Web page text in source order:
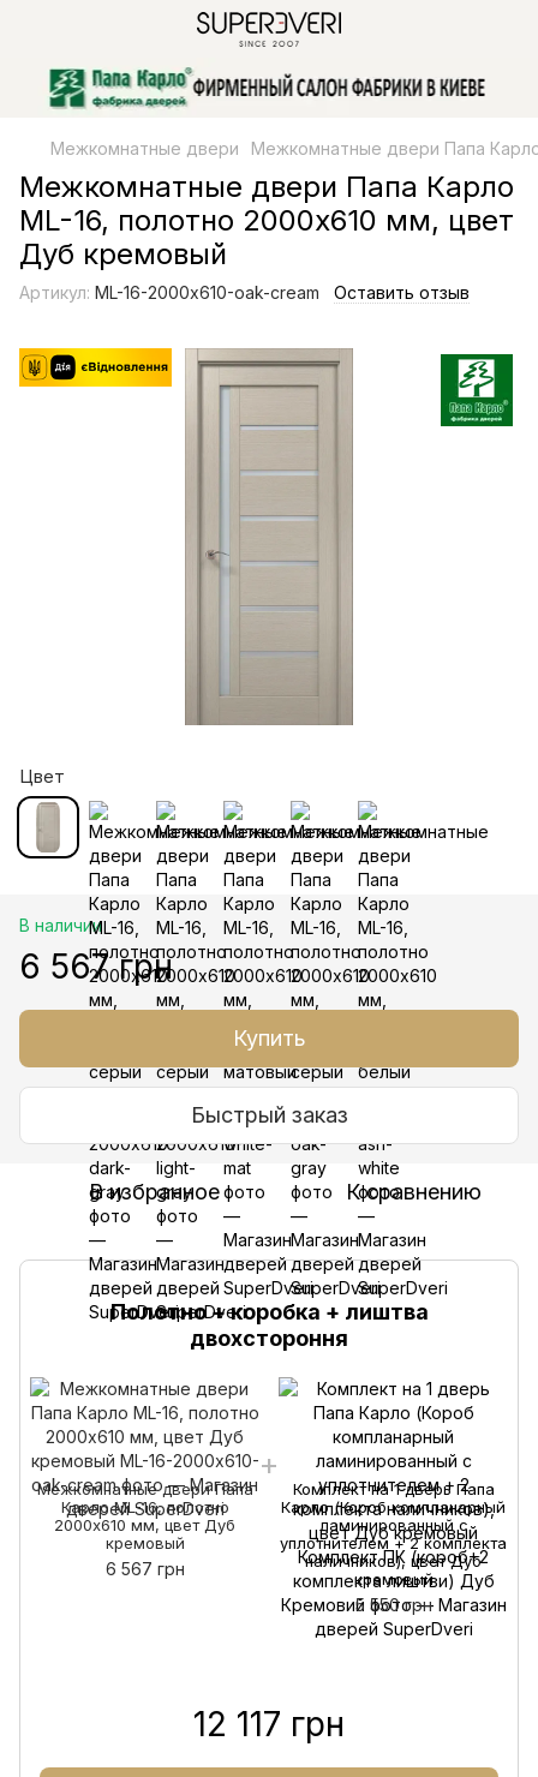
Межкомнатные двери Межкомнатные двери Папа
Межкомнатные двери Папа Карло
ML-16, полотно 2000х610 мм, цвет
Дуб кремовый
Артикул: ML-16-2000х610-oak-cream Оставить отзыв
Цвет
В наличии
6 567 грн
Купить
Быстрый заказ
В избранное К сравнению
Полотно + коробка + лиштва
двохстороння
Межкомнатные двери Папа
Карло ML-16, полотно
2000х610 мм, цвет Дуб
кремовый
6 567 грн
Комплект на 1 дверь Папа
Карло (Короб компланарный
ламинированный с
уплотнителем + 2 комплекта
наличников), цвет Дуб
кремовый
5 550 грн
12 117 грн